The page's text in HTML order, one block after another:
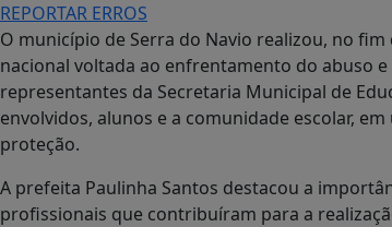
REPORTAR ERROS
O município de Serra do Navio realizou, no
nacional voltada ao enfrentamento do abuso
representantes da Secretaria Municipal de
envolvidos, alunos e a comunidade escolar,
proteção.
A prefeita Paulinha Santos destacou a
profissionais que contribuíram para a